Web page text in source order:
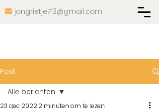
 jangrietje713@gmail.com
Post
Alle berichten
23 dec 20222 minuten om te lezen